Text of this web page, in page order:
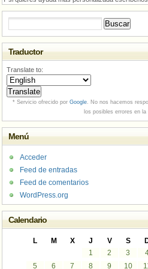
Traductor
Translate to:
* Servicio ofrecido por Google. No nos hacemos
los posibles errores en la
Menú
Acceder
Feed de entradas
Feed de comentarios
WordPress.org
Calendario
L M X J V S
1
2 3
5
6 7 8 9 10